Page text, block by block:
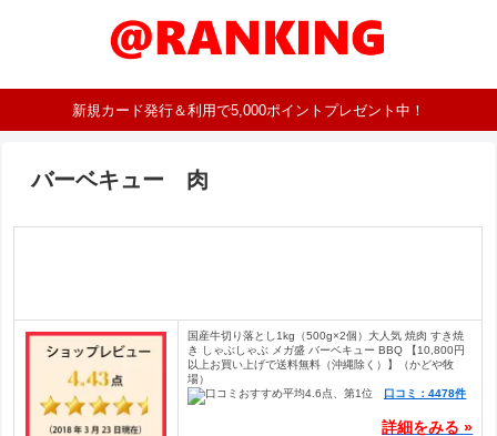
新規カード発行＆利用で5,000ポイントプレゼント中！
バーベキュー 肉
国産牛切り落とし1kg（500g×2個）大人気 焼肉 すき焼
き しゃぶしゃぶ メガ盛 バーベキュー BBQ 【10,800円
以上お買い上げで送料無料（沖縄除く）】（かどや牧
場）
口コミ：4478件
詳細をみる »